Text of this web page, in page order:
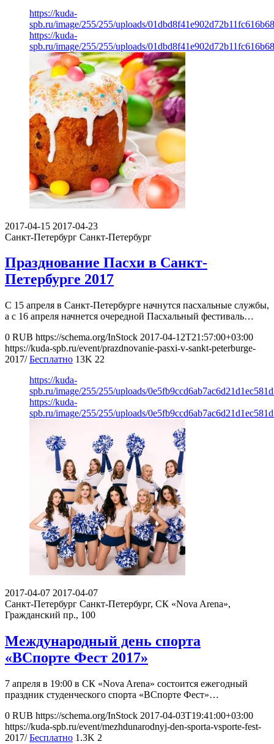
https://kuda-
spb.ru/image/255/255/uploads/
https://kuda-
spb.ru/image/255/255/uploads/
2017-04-15 2017-04-23
Санкт-Петербург Санкт-Петербург
Празднование Пасхи в Санкт-
Петербурге 2017
С 15 апреля в Санкт-Петербурге начнутся пасхальные службы,
а с 16 апреля начнется очередной Пасхальный фестиваль…
0 RUB https://schema.org/InStock 2017-04-12T21:57:00+03:00
https://kuda-spb.ru/event/prazdnovanie-pasxi-v-sankt-peterburge-
2017/ Бесплатно 13K 22
https://kuda-
spb.ru/image/255/255/uploads/
https://kuda-
spb.ru/image/255/255/uploads/
2017-04-07 2017-04-07
Санкт-Петербург Санкт-Петербург, СК «Nova Arena»,
Гражданский пр., 100
Международный день спорта
«ВСпорте Фест 2017»
7 апреля в 19:00 в СК «Nova Arena» состоится ежегодный
праздник студенческого спорта «ВСпорте Фест»…
0 RUB https://schema.org/InStock 2017-04-03T19:41:00+03:00
https://kuda-spb.ru/event/mezhdunarodnyj-den-sporta-vsporte-fest-
2017/ Бесплатно 1.3K 2